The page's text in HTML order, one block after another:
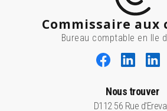
Commissaire aux
Bureau comptable en Ile
Nous trouver
D112 56 Rue